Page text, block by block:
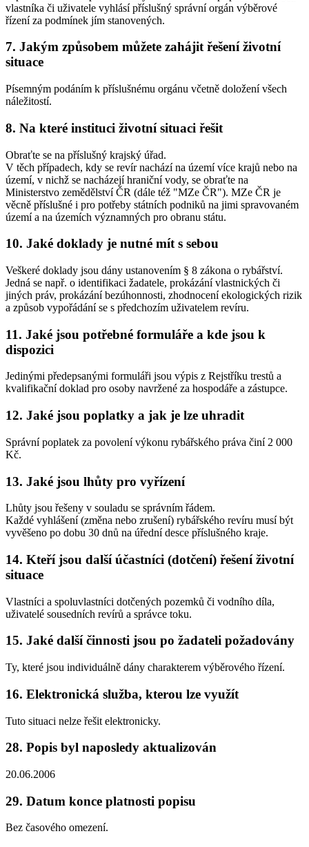
vlastníka či uživatele vyhlásí příslušný správní orgán výběrové
řízení za podmínek jím stanovených.
7. Jakým způsobem můžete zahájit řešení životní
situace
Písemným podáním k příslušnému orgánu včetně doložení všech
náležitostí.
8. Na které instituci životní situaci řešit
Obraťte se na příslušný krajský úřad.
V těch případech, kdy se revír nachází na území více krajů nebo na
území, v nichž se nacházejí hraniční vody, se obraťte na
Ministerstvo zemědělství ČR (dále též "MZe ČR"). MZe ČR je
věcně příslušné i pro potřeby státních podniků na jimi spravovaném
území a na územích významných pro obranu státu.
10. Jaké doklady je nutné mít s sebou
Veškeré doklady jsou dány ustanovením § 8 zákona o rybářství.
Jedná se např. o identifikaci žadatele, prokázání vlastnických či
jiných práv, prokázání bezúhonnosti, zhodnocení ekologických rizik
a způsob vypořádání se s předchozím uživatelem revíru.
11. Jaké jsou potřebné formuláře a kde jsou k
dispozici
Jedinými předepsanými formuláři jsou výpis z Rejstříku trestů a
kvalifikační doklad pro osoby navržené za hospodáře a zástupce.
12. Jaké jsou poplatky a jak je lze uhradit
Správní poplatek za povolení výkonu rybářského práva činí 2 000
Kč.
13. Jaké jsou lhůty pro vyřízení
Lhůty jsou řešeny v souladu se správním řádem.
Každé vyhlášení (změna nebo zrušení) rybářského revíru musí být
vyvěšeno po dobu 30 dnů na úřední desce příslušného kraje.
14. Kteří jsou další účastníci (dotčení) řešení životní
situace
Vlastníci a spoluvlastníci dotčených pozemků či vodního díla,
uživatelé sousedních revírů a správce toku.
15. Jaké další činnosti jsou po žadateli požadovány
Ty, které jsou individuálně dány charakterem výběrového řízení.
16. Elektronická služba, kterou lze využít
Tuto situaci nelze řešit elektronicky.
28. Popis byl naposledy aktualizován
20.06.2006
29. Datum konce platnosti popisu
Bez časového omezení.